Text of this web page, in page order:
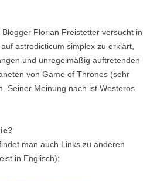
Florian Freistetter versucht in
astrodicticum simplex zu erklärt,
und unregelmäßig auftretenden
von Game of Thrones (sehr
Seiner Meinung nach ist Westeros
man auch Links zu anderen
in Englisch):